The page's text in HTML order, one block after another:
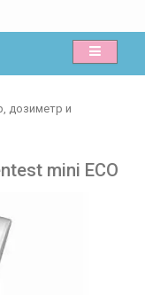
дозиметр и
mini ECO